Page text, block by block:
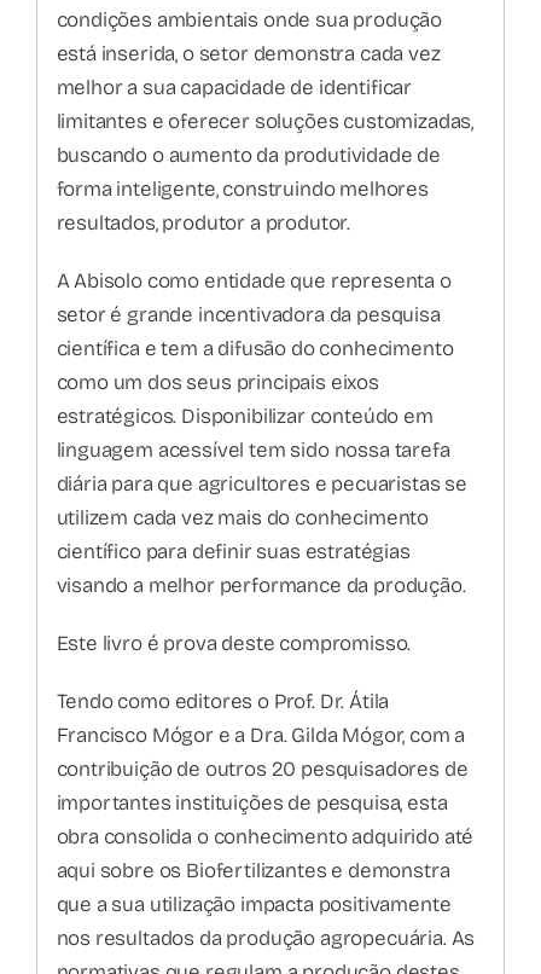
condições ambientais onde sua produção
está inserida, o setor demonstra cada vez
melhor a sua capacidade de identificar
limitantes e oferecer soluções customizadas,
buscando o aumento da produtividade de
forma inteligente, construindo melhores
resultados, produtor a produtor.
A Abisolo como entidade que representa o
setor é grande incentivadora da pesquisa
científica e tem a difusão do conhecimento
como um dos seus principais eixos
estratégicos. Disponibilizar conteúdo em
linguagem acessível tem sido nossa tarefa
diária para que agricultores e pecuaristas se
utilizem cada vez mais do conhecimento
científico para definir suas estratégias
visando a melhor performance da produção.
Este livro é prova deste compromisso.
Tendo como editores o Prof. Dr. Átila
Francisco Mógor e a Dra. Gilda Mógor, com a
contribuição de outros 20 pesquisadores de
importantes instituições de pesquisa, esta
obra consolida o conhecimento adquirido até
aqui sobre os Biofertilizantes e demonstra
que a sua utilização impacta positivamente
nos resultados da produção agropecuária. As